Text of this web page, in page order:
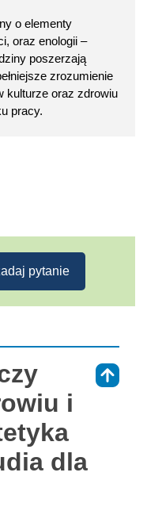
o elementy
oraz enologii –
poszerzają
zrozumienie
kulturze oraz zdrowiu
pracy.
pytanie
i
dla